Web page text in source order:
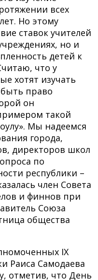
всех
Но этому
ставок учителей
но и
детей к
что у
хотят изучать
право
он
такой
Мы надеемся
города,
директоров школ
по
республики –
член Совета
и финнов при
Союза
общества
IX
Раиса Самодаева
отметив, что День